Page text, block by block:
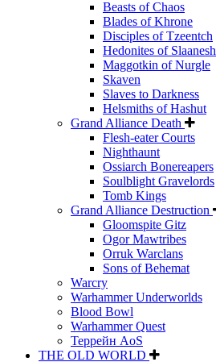
Beasts of Chaos
Blades of Khrone
Disciples of Tzeentch
Hedonites of Slaanesh
Maggotkin of Nurgle
Skaven
Slaves to Darkness
Helsmiths of Hashut
Grand Alliance Death
Flesh-eater Courts
Nighthaunt
Ossiarch Bonereapers
Soulblight Gravelords
Tomb Kings
Grand Alliance Destruction
Gloomspite Gitz
Ogor Mawtribes
Orruk Warclans
Sons of Behemat
Warcry
Warhammer Underworlds
Blood Bowl
Warhammer Quest
Террейн AoS
THE OLD WORLD